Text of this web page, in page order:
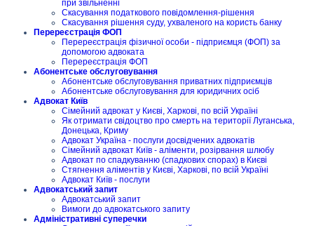
при звільненні
Скасування податкового повідомлення-рішення
Скасування рішення суду, ухваленого на користь банку
Перереєстрація ФОП
Перереєстрація фізичної особи - підприємця (ФОП) за
допомогою адвоката
Перереєстрація ФОП
Абонентське обслуговування
Абонентське обслуговування приватних підприємців
Абонентське обслуговування для юридичних осіб
Адвокат Київ
Сімейний адвокат у Києві, Харкові, по всій Україні
Як отримати свідоцтво про смерть на території Луганська,
Донецька, Криму
Адвокат Україна - послуги досвідчених адвокатів
Сімейний адвокат Київ - аліменти, розірвання шлюбу
Адвокат по спадкуванню (спадкових спорах) в Києві
Стягнення аліментів у Києві, Харкові, по всій Україні
Адвокат Київ - послуги
Адвокатський запит
Адвокатський запит
Вимоги до адвокатського запиту
Адміністративні суперечки